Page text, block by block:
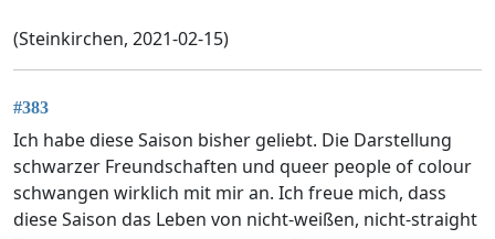
(Steinkirchen, 2021-02-15)
#383
Ich habe diese Saison bisher geliebt. Die Darstellung
schwarzer Freundschaften und queer people of colour
schwangen wirklich mit mir an. Ich freue mich, dass
diese Saison das Leben von nicht-weißen, nicht-straight